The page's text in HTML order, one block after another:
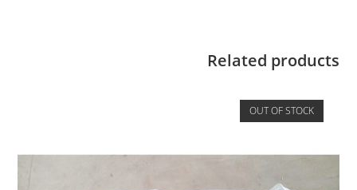
Related products
OUT OF STOCK